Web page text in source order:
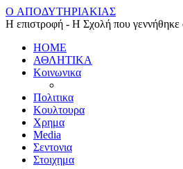
O ΑΠΟΔΥΤΗΡΙΑΚΙΑΣ
Η επιστροφή - Η Σχολή που
HOME
ΑΘΛΗΤΙΚΑ
Κοινωνικα
Πολιτικα
Κουλτουρα
Χρημα
Media
Σεντονια
Στοιχημα